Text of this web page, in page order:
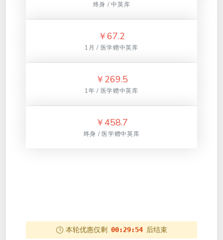
终身 / 中英库
￥67.2
1月 / 医学赠中英库
￥ 269.5
1年 / 医学赠中英库
￥458.7
终身 / 医学赠中英库
本轮优惠仅剩 00:29:54 后结束